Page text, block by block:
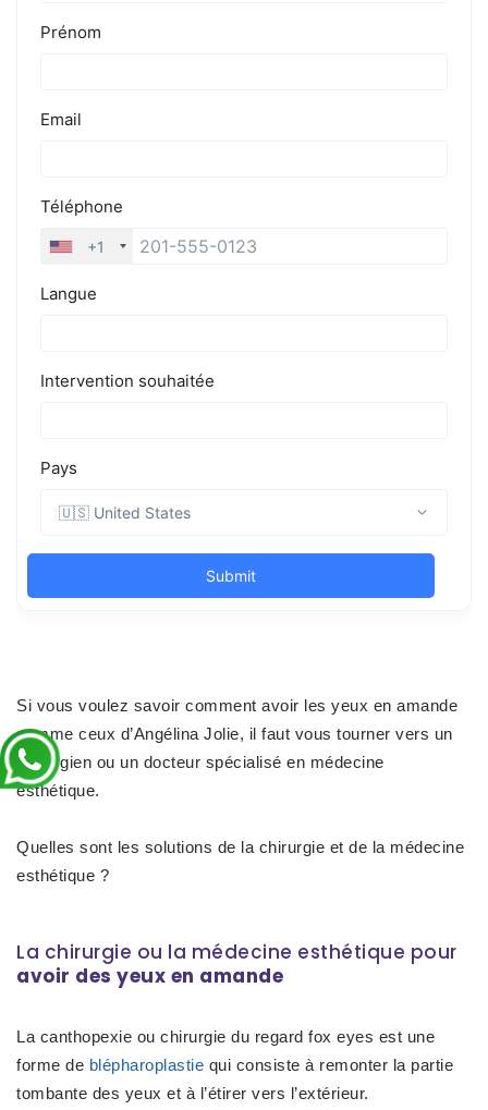
Si vous voulez savoir comment avoir les yeux en amande
comme ceux d’Angélina Jolie, il faut vous tourner vers un
chirurgien ou un docteur spécialisé en médecine
esthétique.
Quelles sont les solutions de la chirurgie et de la médecine
esthétique ?
La chirurgie ou la médecine esthétique pour
avoir des yeux en amande
La canthopexie ou chirurgie du regard fox eyes est une
forme de blépharoplastie qui consiste à remonter la partie
tombante des yeux et à l’étirer vers l’extérieur.